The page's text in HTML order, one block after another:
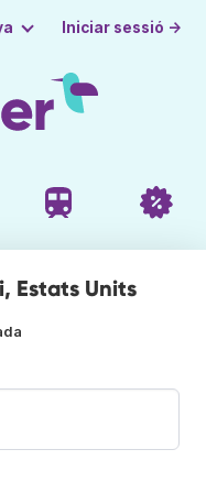
Iniciar sessió →
Estats Units